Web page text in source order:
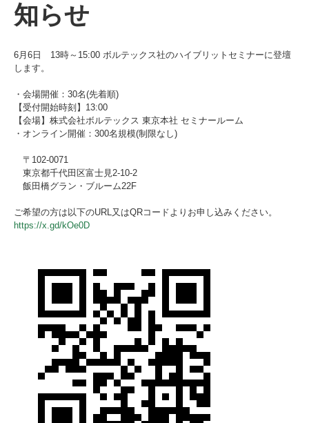
知らせ
6月6日 13時～15:00 ボルテックス社のハイブリットセミナーに登壇
します。
・会場開催：30名(先着順)
【受付開始時刻】13:00
【会場】株式会社ボルテックス 東京本社 セミナールーム
・オンライン開催：300名規模(制限なし)
〒102-0071
東京都千代田区富士見2-10-2
飯田橋グラン・ブルーム22F
ご希望の方は以下のURL又はQRコードよりお申し込みください。
https://x.gd/kOe0D